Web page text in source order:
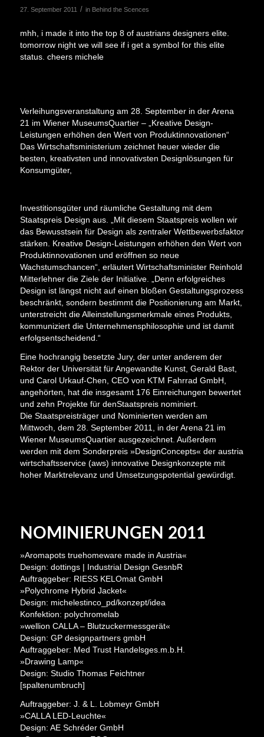
27. September 2011 / in Behind the Scences
mhh, i made it into the top 8 of austrians designers elite.
tomorrow night we will see if i get a symbol for this elite
status. cheers michele
Verleihungsveranstaltung am 28. September in der Arena
21 im Wiener MuseumsQuartier – „Kreative Design-
Leistungen erhöhen den Wert von Produktinnovationen“
Das Wirtschaftsministerium zeichnet heuer wieder die
besten, kreativsten und innovativsten Designlösungen für
Konsumgüter,
Investitionsgüter und räumliche Gestaltung mit dem
Staatspreis Design aus. „Mit diesem Staatspreis wollen wir
das Bewusstsein für Design als zentraler Wettbewerbsfaktor
stärken. Kreative Design-Leistungen erhöhen den Wert von
Produktinnovationen und eröffnen so neue
Wachstumschancen“, erläutert Wirtschaftsminister Reinhold
Mitterlehner die Ziele der Initiative. „Denn erfolgreiches
Design ist längst nicht auf einen bloßen Gestaltungsprozess
beschränkt, sondern bestimmt die Positionierung am Markt,
unterstreicht die Alleinstellungsmerkmale eines Produkts,
kommuniziert die Unternehmensphilosophie und ist damit
erfolgsentscheidend.“
Eine hochrangig besetzte Jury, der unter anderem der
Rektor der Universität für Angewandte Kunst, Gerald Bast,
und Carol Urkauf-Chen, CEO von KTM Fahrrad GmbH,
angehörten, hat die insgesamt 176 Einreichungen bewertet
und zehn Projekte für denStaatspreis nominiert.
Die Staatspreisträger und Nominierten werden am
Mittwoch, dem 28. September 2011, in der Arena 21 im
Wiener MuseumsQuartier ausgezeichnet. Außerdem
werden mit dem Sonderpreis »DesignConcepts« der austria
wirtschaftsservice (aws) innovative Designkonzepte mit
hoher Marktrelevanz und Umsetzungspotential gewürdigt.
NOMINIERUNGEN 2011
»Aromapots truehomeware made in Austria«
Design: dottings | Industrial Design GesnbR
Auftraggeber: RIESS KELOmat GmbH
»Polychrome Hybrid Jacket«
Design: michelestinco_pd/konzept/idea
Konfektion: polychromelab
»wellion CALLA – Blutzuckermessgerät«
Design: GP designpartners gmbH
Auftraggeber: Med Trust Handelsges.m.b.H.
»Drawing Lamp«
Design: Studio Thomas Feichtner
[spaltenumbruch]
Auftraggeber: J. & L. Lobmeyr GmbH
»CALLA LED-Leuchte«
Design: AE Schréder GmbH